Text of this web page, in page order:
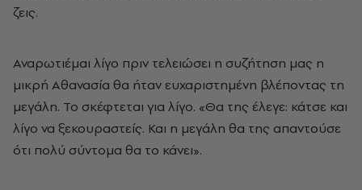
ζεις.
Αναρωτιέμαι λίγο πριν τελειώσει η συζήτηση μας η
μικρή Αθανασία θα ήταν ευχαριστημένη βλέποντας τη
μεγάλη. Το σκέφτεται για λίγο. «Θα της έλεγε: κάτσε και
λίγο να ξεκουραστείς. Και η μεγάλη θα της απαντούσε
ότι πολύ σύντομα θα το κάνει».